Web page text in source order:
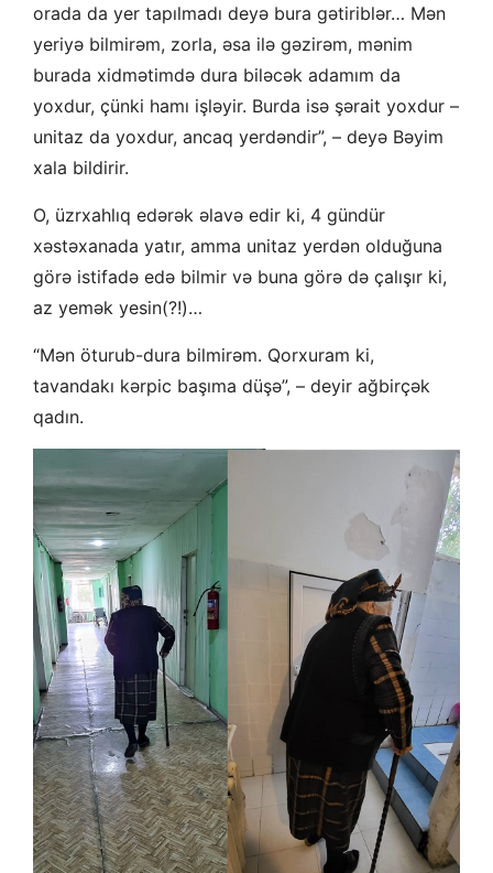
orada da yer tapılmadı deyə bura gətiriblər… Mən
yeriyə bilmirəm, zorla, əsa ilə gəzirəm, mənim
burada xidmətimdə dura biləcək adamım da
yoxdur, çünki hamı işləyir. Burda isə şərait yoxdur –
unitaz da yoxdur, ancaq yerdəndir”, – deyə Bəyim
xala bildirir.
O, üzrxahlıq edərək əlavə edir ki, 4 gündür
xəstəxanada yatır, amma unitaz yerdən olduğuna
görə istifadə edə bilmir və buna görə də çalışır ki,
az yemək yesin(?!)…
“Mən öturub-dura bilmirəm. Qorxuram ki,
tavandakı kərpic başıma düşə”, – deyir ağbirçək
qadın.